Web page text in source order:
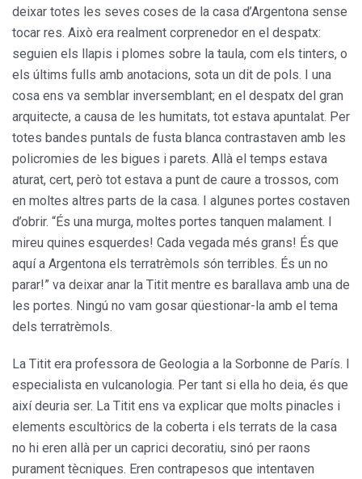
deixar totes les seves coses de la casa d’Argentona sense
tocar res. Això era realment corprenedor en el despatx:
seguien els llapis i plomes sobre la taula, com els tinters, o
els últims fulls amb anotacions, sota un dit de pols. I una
cosa ens va semblar inversemblant; en el despatx del gran
arquitecte, a causa de les humitats, tot estava apuntalat. Per
totes bandes puntals de fusta blanca contrastaven amb les
policromies de les bigues i parets. Allà el temps estava
aturat, cert, però tot estava a punt de caure a trossos, com
en moltes altres parts de la casa. I algunes portes costaven
d’obrir. “És una murga, moltes portes tanquen malament. I
mireu quines esquerdes! Cada vegada més grans! És que
aquí a Argentona els terratrèmols són terribles. És un no
parar!” va deixar anar la Titit mentre es barallava amb una de
les portes. Ningú no vam gosar qüestionar-la amb el tema
dels terratrèmols.
La Titit era professora de Geologia a la Sorbonne de París. I
especialista en vulcanologia. Per tant si ella ho deia, és que
així deuria ser. La Titit ens va explicar que molts pinacles i
elements escultòrics de la coberta i els terrats de la casa
no hi eren allà per un caprici decoratiu, sinó per raons
purament tècniques. Eren contrapesos que intentaven